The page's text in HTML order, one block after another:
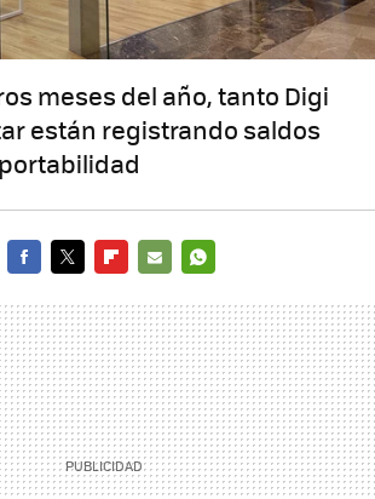
meses del año, tanto Digi
están registrando saldos
MAIL